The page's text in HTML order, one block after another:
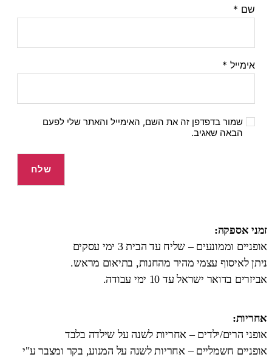
שם *
אימייל *
שמור בדפדפן זה את השם, האימייל והאתר שלי לפעם
הבאה שאגיב.
זמני אספקה:
אופניים וממונעים – שליח עד הבית 3 ימי עסקים
ניתן לאיסוף עצמי מהיר מהחנות, בתיאום מראש.
אביזרים בדואר ישראל עד 10 ימי עבודה.
אחריות:
אופני הרים/ילדים – אחריות לשנה על שילדה בלבד
אופניים חשמליים – אחריות לשנה על המנוע, בקר ומצבר ע"י